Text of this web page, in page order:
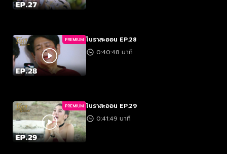
PREMIUM โนราสะออน EP.28
0:40:48 นาที
PREMIUM โนราสะออน EP.29
0:41:49 นาที